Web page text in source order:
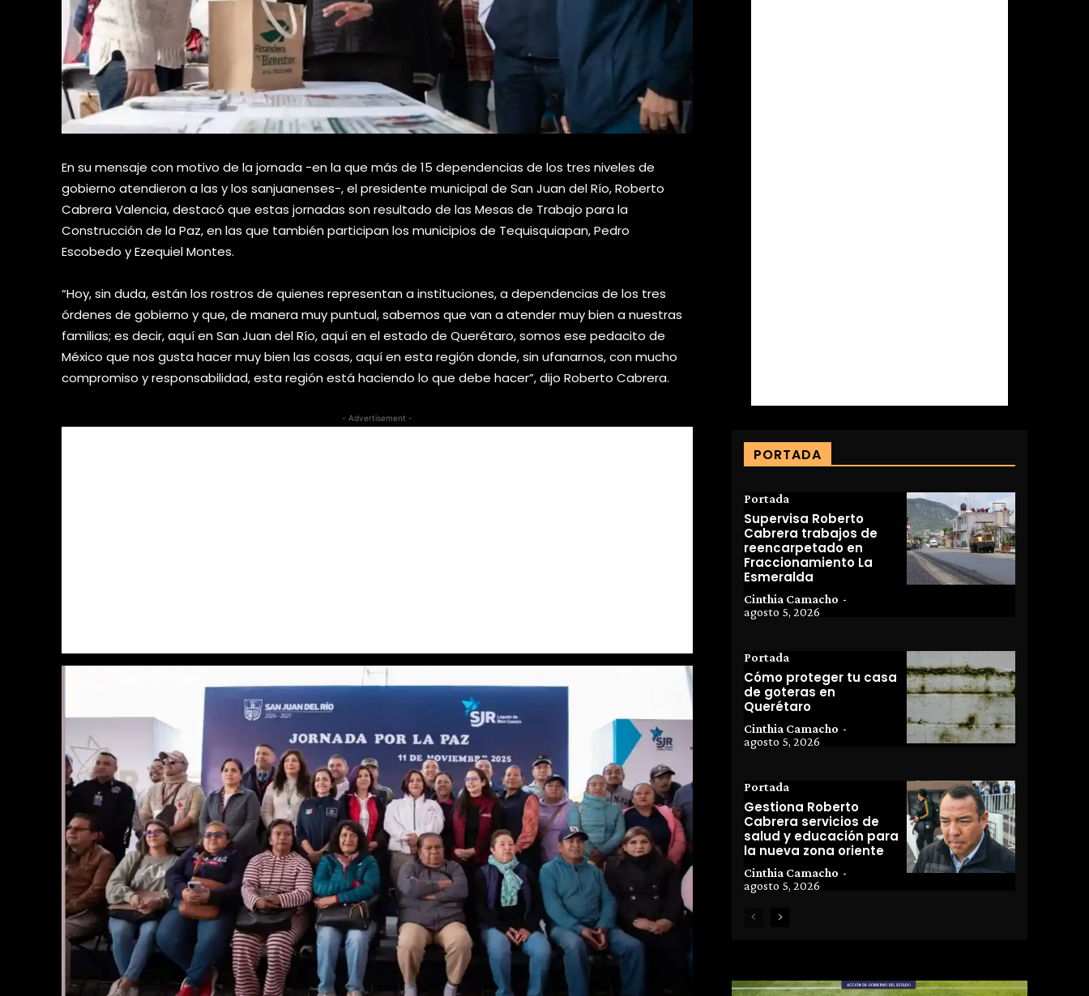
En su mensaje con motivo de la jornada -en la que más de 15 dependencias de los tres niveles de
gobierno atendieron a las y los sanjuanenses-, el presidente municipal de San Juan del Río, Roberto
Cabrera Valencia, destacó que estas jornadas son resultado de las Mesas de Trabajo para la
Construcción de la Paz, en las que también participan los municipios de Tequisquiapan, Pedro
Escobedo y Ezequiel Montes.
“Hoy, sin duda, están los rostros de quienes representan a instituciones, a dependencias de los tres
órdenes de gobierno y que, de manera muy puntual, sabemos que van a atender muy bien a nuestras
familias; es decir, aquí en San Juan del Río, aquí en el estado de Querétaro, somos ese pedacito de
México que nos gusta hacer muy bien las cosas, aquí en esta región donde, sin ufanarnos, con mucho
compromiso y responsabilidad, esta región está haciendo lo que debe hacer”, dijo Roberto Cabrera.
- Advertisement -
PORTADA
Portada
Supervisa Roberto
Cabrera trabajos de
reencarpetado en
Fraccionamiento La
Esmeralda
Cinthia Camacho -
agosto 5, 2026
Portada
Cómo proteger tu casa
de goteras en
Querétaro
Cinthia Camacho -
agosto 5, 2026
Portada
Gestiona Roberto
Cabrera servicios de
salud y educación para
la nueva zona oriente
Cinthia Camacho -
agosto 5, 2026